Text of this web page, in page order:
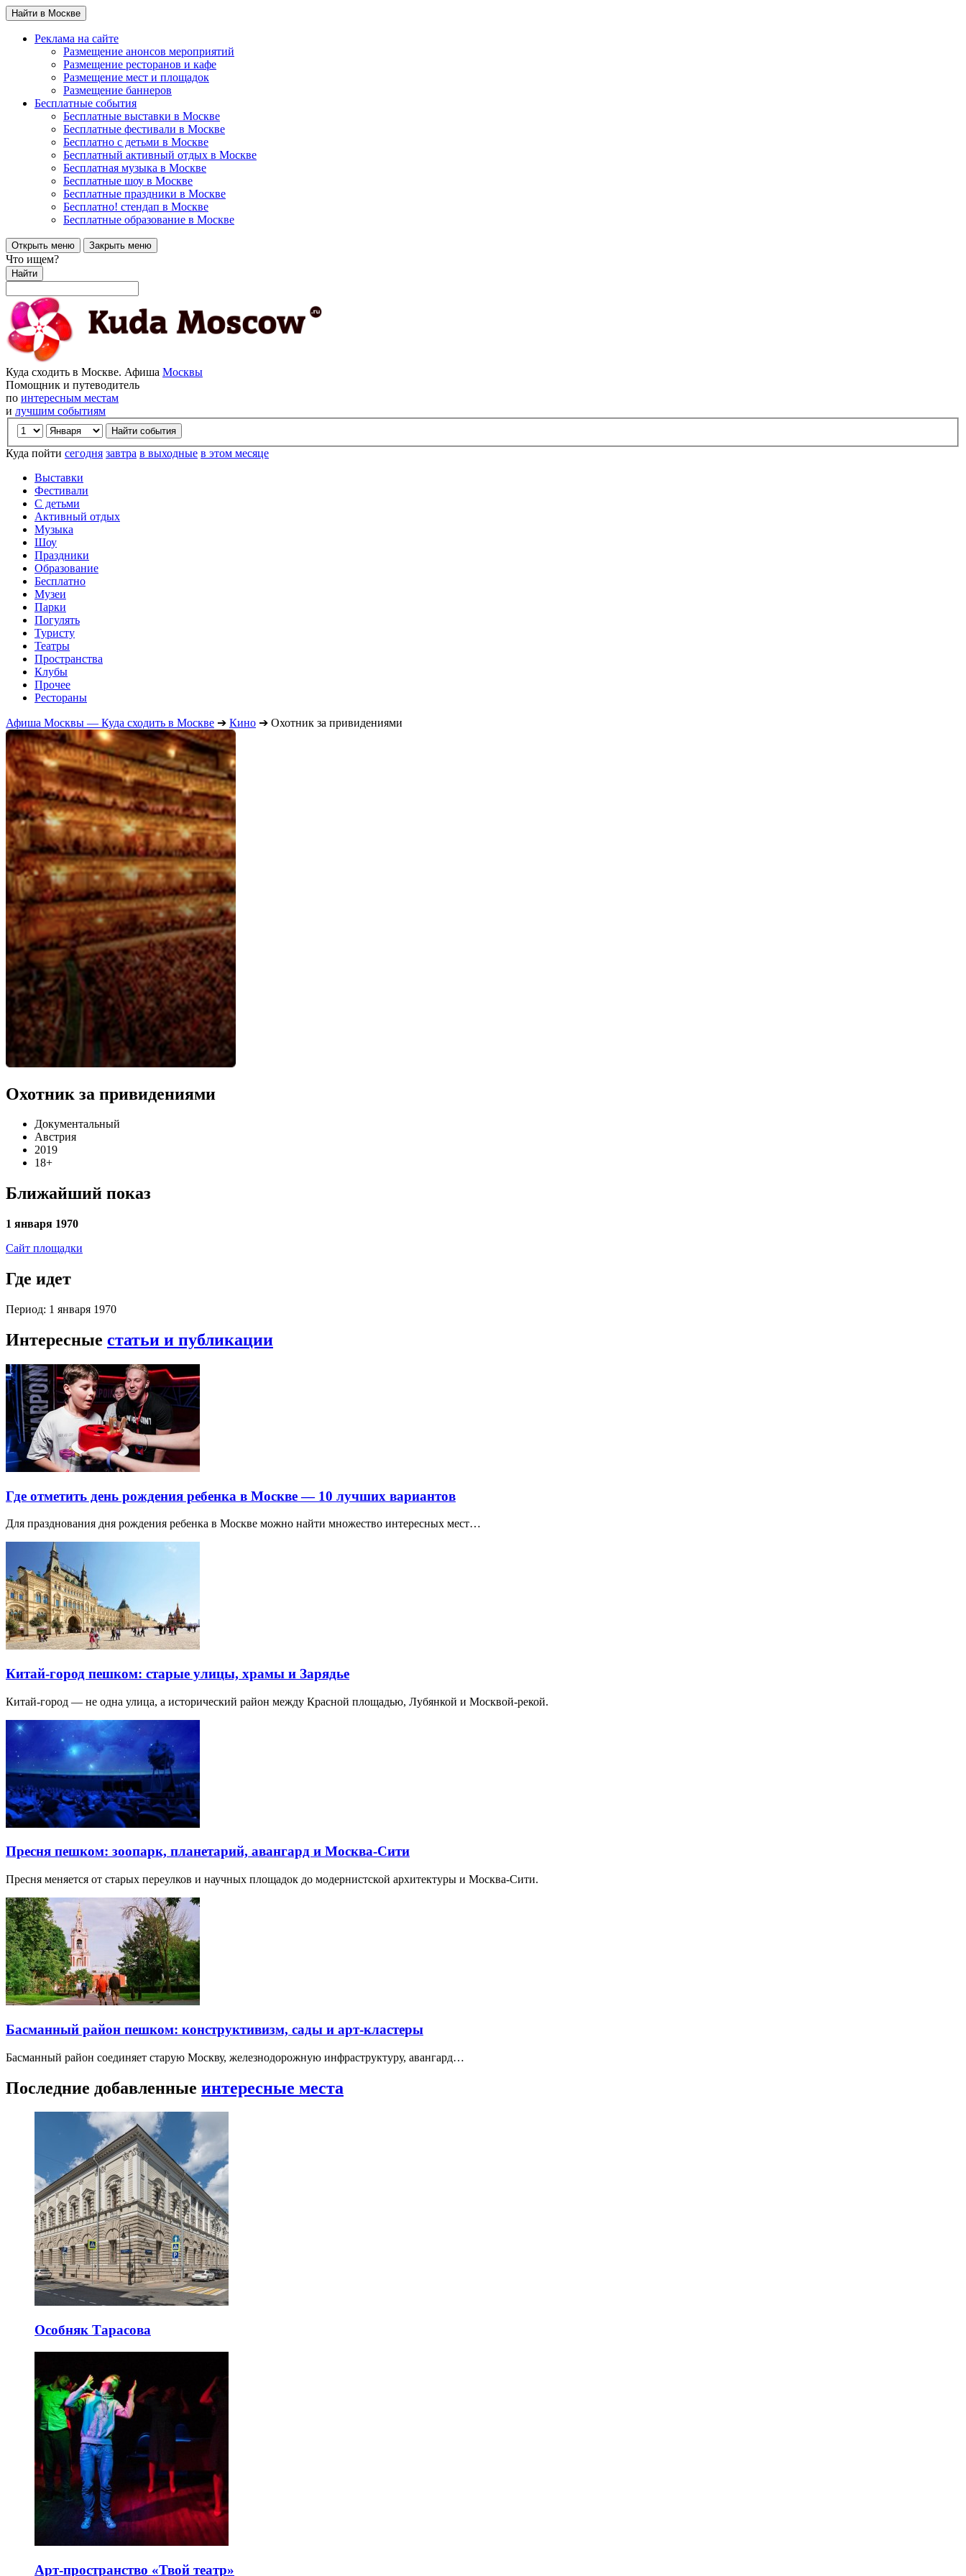
Найти в Москве
Реклама на сайте
Размещение анонсов мероприятий
Размещение ресторанов и кафе
Размещение мест и площадок
Размещение баннеров
Бесплатные события
Бесплатные выставки в Москве
Бесплатные фестивали в Москве
Бесплатно с детьми в Москве
Бесплатный активный отдых в Москве
Бесплатная музыка в Москве
Бесплатные шоу в Москве
Бесплатные праздники в Москве
Бесплатно! стендап в Москве
Бесплатные образование в Москве
Открыть меню Закрыть меню
Что ищем?
Найти
Куда сходить в Москве. Афиша Москвы
Помощник и путеводитель
по интересным местам
и лучшим событиям
Куда пойти сегодня завтра в выходные в этом месяце
Выставки
Фестивали
С детьми
Активный отдых
Музыка
Шоу
Праздники
Образование
Бесплатно
Музеи
Парки
Погулять
Туристу
Театры
Пространства
Клубы
Прочее
Рестораны
Афиша Москвы — Куда сходить в Москве ➔ Кино ➔ Охотник за привидениями
Охотник за привидениями
Документальный
Австрия
2019
18+
Ближайший показ
1 января 1970
Сайт площадки
Где идет
Период: 1 января 1970
Интересные статьи и публикации
Где отметить день рождения ребенка в Москве — 10 лучших вариантов
Для празднования дня рождения ребенка в Москве можно найти множество интересных мест…
Китай-город пешком: старые улицы, храмы и Зарядье
Китай-город — не одна улица, а исторический район между Красной площадью, Лубянкой и Москвой-рекой.
Пресня пешком: зоопарк, планетарий, авангард и Москва-Сити
Пресня меняется от старых переулков и научных площадок до модернистской архитектуры и Москва-Сити.
Басманный район пешком: конструктивизм, сады и арт-кластеры
Басманный район соединяет старую Москву, железнодорожную инфраструктуру, авангард…
Последние добавленные интересные места
Особняк Тарасова
Арт-пространство «Твой театр»